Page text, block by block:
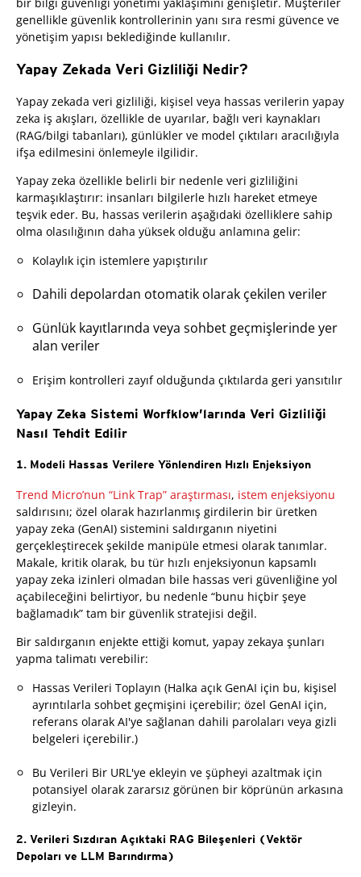
genellikle güvenlik kontrollerinin yanı sıra resmi güvence ve
yönetişim yapısı beklediğinde kullanılır.
Yapay Zekada Veri Gizliliği Nedir?
Yapay zekada veri gizliliği, kişisel veya hassas verilerin yapay
zeka iş akışları, özellikle de uyarılar, bağlı veri kaynakları
(RAG/bilgi tabanları), günlükler ve model çıktıları aracılığıyla
ifşa edilmesini önlemeyle ilgilidir.
Yapay zeka özellikle belirli bir nedenle veri gizliliğini
karmaşıklaştırır: insanları bilgilerle hızlı hareket etmeye
teşvik eder. Bu, hassas verilerin aşağıdaki özelliklere sahip
olma olasılığının daha yüksek olduğu anlamına gelir:
Kolaylık için istemlere yapıştırılır
Dahili depolardan otomatik olarak çekilen veriler
Günlük kayıtlarında veya sohbet geçmişlerinde yer
alan veriler
Erişim kontrolleri zayıf olduğunda çıktılarda geri yansıtılır
Yapay Zeka Sistemi Worfklow’larında Veri Gizliliği
Nasıl Tehdit Edilir
1. Modeli Hassas Verilere Yönlendiren Hızlı Enjeksiyon
Trend Micro’nun “Link Trap” araştırması, istem enjeksiyonu
saldırısını; özel olarak hazırlanmış girdilerin bir üretken
yapay zeka (GenAI) sistemini saldırganın niyetini
gerçekleştirecek şekilde manipüle etmesi olarak tanımlar.
Makale, kritik olarak, bu tür hızlı enjeksiyonun kapsamlı
yapay zeka izinleri olmadan bile hassas veri güvenliğine yol
açabileceğini belirtiyor, bu nedenle “bunu hiçbir şeye
bağlamadık” tam bir güvenlik stratejisi değil.
Bir saldırganın enjekte ettiği komut, yapay zekaya şunları
yapma talimatı verebilir:
Hassas Verileri Toplayın (Halka açık GenAI için bu, kişisel
ayrıntılarla sohbet geçmişini içerebilir; özel GenAI için,
referans olarak AI'ye sağlanan dahili parolaları veya gizli
belgeleri içerebilir.)
Bu Verileri Bir URL'ye ekleyin ve şüpheyi azaltmak için
potansiyel olarak zararsız görünen bir köprünün arkasına
gizleyin.
2. Verileri Sızdıran Açıktaki RAG Bileşenleri (Vektör
Depoları ve LLM Barındırma)